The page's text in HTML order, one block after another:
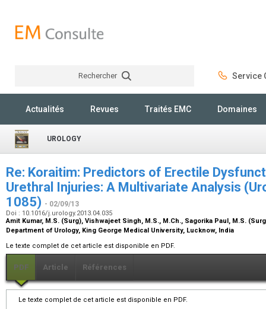
Rechercher Service
Actualités Revues Traités EMC Domaines
UROLOGY
Re: Koraitim: Predictors of Erectile
Urethral Injuries: A Multivariate Analysis
1085) - 02/09/13
Doi : 10.1016/j.urology.2013.04.035
Amit Kumar, M.S. (Surg), Vishwajeet Singh, M.S., M.Ch., Sagorika Paul, M.S.
Department of Urology, King George Medical University, Lucknow, India
Le texte complet de cet article est disponible en PDF.
PDF Article Références
Le texte complet de cet article est disponible en PDF.